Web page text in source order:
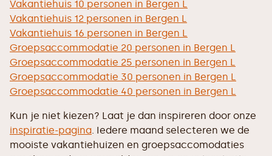
Vakantiehuis 10 personen in Bergen L
Vakantiehuis 12 personen in Bergen L
Vakantiehuis 16 personen in Bergen L
Groepsaccommodatie 20 personen in Bergen L
Groepsaccommodatie 25 personen in Bergen L
Groepsaccommodatie 30 personen in Bergen L
Groepsaccommodatie 40 personen in Bergen L
Kun je niet kiezen? Laat je dan inspireren door onze
inspiratie-pagina . Iedere maand selecteren we de
mooiste vakantiehuizen en groepsaccomodaties